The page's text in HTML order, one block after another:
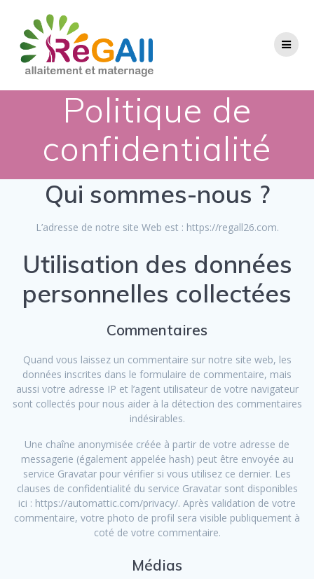
Politique de
confidentialité
Qui sommes-nous ?
L’adresse de notre site Web est : https://regall26.com.
Utilisation des données
personnelles collectées
Commentaires
Quand vous laissez un commentaire sur notre site web, les
données inscrites dans le formulaire de commentaire, mais
aussi votre adresse IP et l’agent utilisateur de votre navigateur
sont collectés pour nous aider à la détection des commentaires
indésirables.
Une chaîne anonymisée créée à partir de votre adresse de
messagerie (également appelée hash) peut être envoyée au
service Gravatar pour vérifier si vous utilisez ce dernier. Les
clauses de confidentialité du service Gravatar sont disponibles
ici : https://automattic.com/privacy/. Après validation de votre
commentaire, votre photo de profil sera visible publiquement à
coté de votre commentaire.
Médias